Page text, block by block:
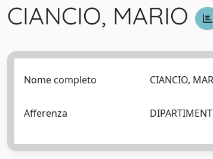
CIANCIO, MARIO
Nome completo CIANCIO,
Afferenza